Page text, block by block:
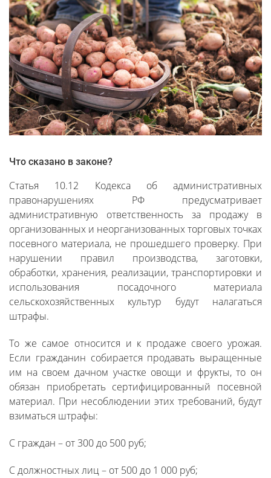
Что сказано в законе?
Статья 10.12 Кодекса об административных
правонарушениях РФ предусматривает
административную ответственность за продажу в
организованных и неорганизованных торговых точках
посевного материала, не прошедшего проверку. При
нарушении правил производства, заготовки,
обработки, хранения, реализации, транспортировки и
использования посадочного материала
сельскохозяйственных культур будут налагаться
штрафы.
То же самое относится и к продаже своего урожая.
Если гражданин собирается продавать выращенные
им на своем дачном участке овощи и фрукты, то он
обязан приобретать сертифицированный посевной
материал. При несоблюдении этих требований, будут
взиматься штрафы:
С граждан – от 300 до 500 руб;
С должностных лиц – от 500 до 1 000 руб;